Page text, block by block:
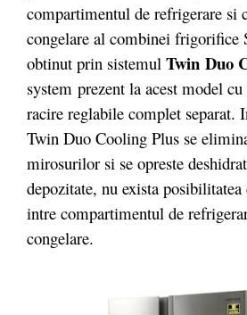
compartimentul de refrigerare si
congelare al combinei frigorifice
obtinut prin sistemul Twin Duo
system prezent la acest model
racire reglabile complet separat.
Twin Duo Cooling Plus se
mirosurilor si se opreste
depozitate, nu exista
intre compartimentul de
congelare.